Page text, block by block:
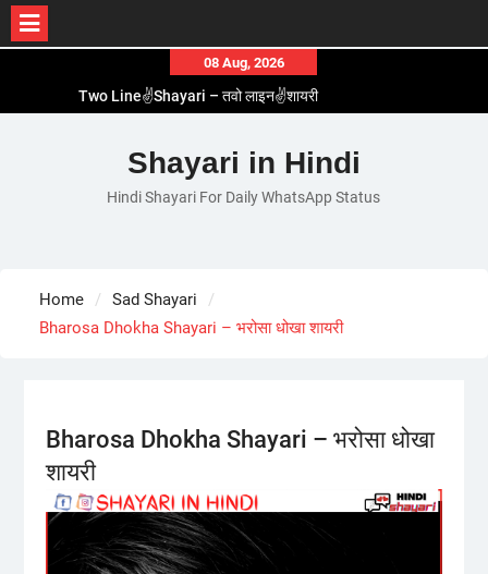
content
08 Aug, 2026
Two Line✌️Shayari – तवो लाइन✌️शायरी
Romantic Love😽Status – रोमांटिक लव😽स्टेटस
Love🥳Poetry In Hindi – लव🥳पोएट्री इन हिंदी
1 Line☝️Shayari In Hindi – १ लाइन☝️शायरी इन हिंदी
Shayari in Hindi
Hindi Shayari For Daily WhatsApp Status
Home
Sad Shayari
Bharosa Dhokha Shayari – भरोसा धोखा शायरी
Bharosa Dhokha Shayari – भरोसा धोखा
शायरी